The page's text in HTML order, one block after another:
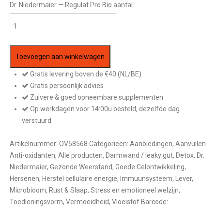
Dr. Niedermaier — Regulat Pro Bio aantal
Toevoegen aan winkelwagen
Gratis levering boven de €40 (NL/BE)
Gratis persoonlijk advies
Zuivere & goed opneembare supplementen
Op werkdagen voor 14:00u besteld, dezelfde dag
verstuurd
Artikelnummer: OV58568 Categorieën: Aanbiedingen, Aanvullen
Anti-oxidanten, Alle producten, Darmwand / leaky gut, Detox, Dr.
Niedermaier, Gezonde Weerstand, Goede Celontwikkeling,
Hersenen, Herstel cellulaire energie, Immuunsysteem, Lever,
Microbioom, Rust & Slaap, Stress en emotioneel welzijn,
Toedieningsvorm, Vermoeidheid, Vloeistof Barcode: